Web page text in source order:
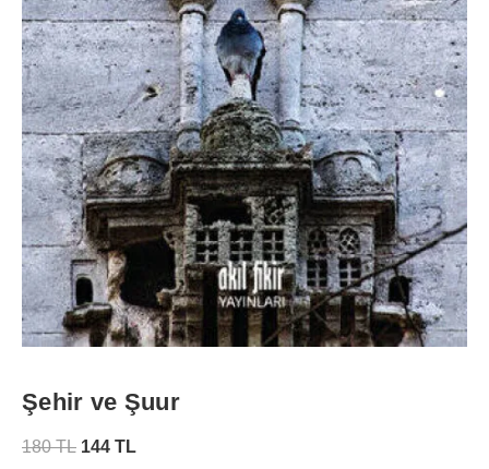
Şehir ve Şuur
180TL 144 TL